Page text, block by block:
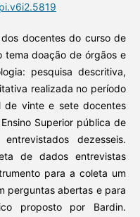
docentes do curso de
tema doação de órgãos e
pesquisa descritiva,
realizada no período
vinte e sete docentes
Superior pública de
dezesseis.
de dados entrevistas
para a coleta um
perguntas abertas e para
proposto por Bardin.